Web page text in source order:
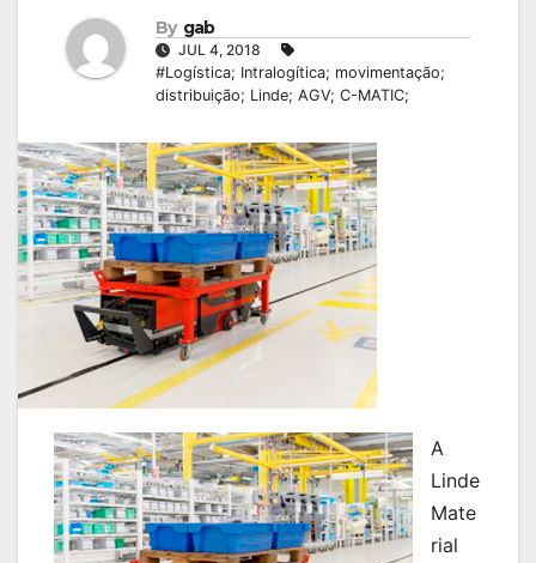
By gab
JUL 4, 2018
#Logística; Intralogítica; movimentação;
distribuição; Linde; AGV; C-MATIC;
A
Linde
Mate
rial